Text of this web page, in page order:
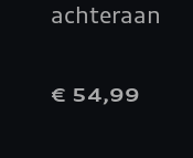
achteraan
€ 54,99